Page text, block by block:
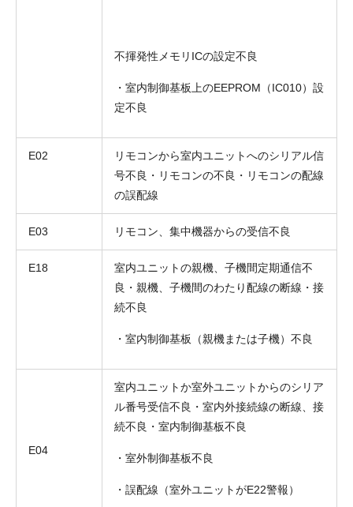
不揮発性メモリICの設定不良
・室内制御基板上のEEPROM（IC010）設
定不良
E02
リモコンから室内ユニットへのシリアル信
号不良・リモコンの不良・リモコンの配線
の誤配線
E03 リモコン、集中機器からの受信不良
E18
室内ユニットの親機、子機間定期通信不
良・親機、子機間のわたり配線の断線・接
続不良
・室内制御基板（親機または子機）不良
E04
室内ユニットか室外ユニットからのシリア
ル番号受信不良・室内外接続線の断線、接
続不良・室内制御基板不良
・室外制御基板不良
・誤配線（室外ユニットがE22警報）